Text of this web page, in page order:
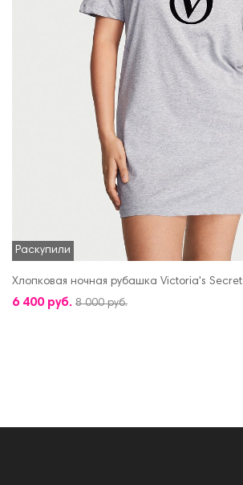
Раскупили
Хлопковая ночная рубашка Victoria's Secret
6 400 руб. 8 000 руб.